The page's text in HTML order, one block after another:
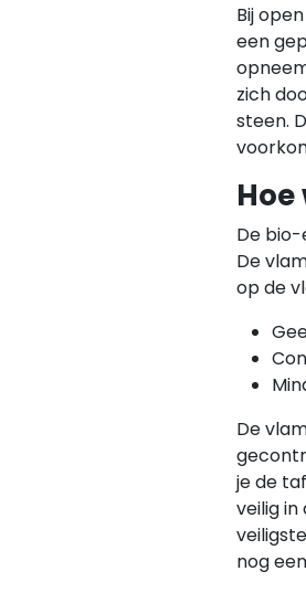
Bij
een
zich
steen.
De
De
op de
De
je de
veilig
nog